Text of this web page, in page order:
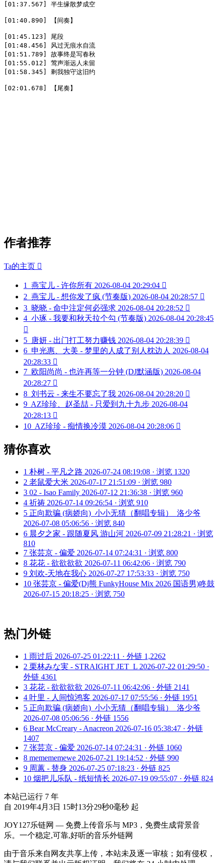
[01:37.567] 半生缘散梦成空
[01:40.890] 【间奏】
[01:45.123] 尾段
[01:48.456] 风过无痕水自流
[01:51.789] 故事终是写春秋
[01:55.012] 莺声渐远人未留
[01:58.345] 剩我独守这旧约
[02:01.678] 【尾奏】
作者推荐
Ta的主页 
1 燕宝儿 - 许你所有 2026-08-04 20:29:04 
2 燕宝儿 - 想你发了疯 (节奏版) 2026-08-04 20:28:57 
3 晓晓 - 命中注定何必强求 2026-08-04 20:28:52 
4 小琢 - 我要和秋天拉个勾 (节奏版) 2026-08-04 20:28:45

5 唐妍 - 出门打工努力赚钱 2026-08-04 20:28:39 
6 申光惠、大美 - 梦里的人成了别人枕边人 2026-08-04
20:28:33 
7 欧阳尚尚 - 也许再等一分钟 (DJ默涵版) 2026-08-04
20:28:27 
8 刘书云 - 来生不要忘了我 2026-08-04 20:28:20 
9 AZ珍珍、赵圣喆 - 只爱到九十九步 2026-08-04
20:28:13 
10 AZ珍珍 - 痴情换冷漠 2026-08-04 20:28:06 
猜你喜欢
1 朴树 - 平凡之路 2026-07-24 08:19:08 · 浏览 1320
2 老鼠爱大米 2026-07-17 21:51:09 · 浏览 980
3 02 - Isao Family 2026-07-12 21:36:38 · 浏览 960
4 祈祷 2026-07-14 09:26:54 · 浏览 910
5 正向欺骗 (病娇向)_小小无猜（翻唱专辑）_洛少爷
2026-07-08 05:06:56 · 浏览 840
6 晨夕之家 - 跟随夏风 游山河 2026-07-09 21:28:21 · 浏览
810
7 张芸京 - 偏爱 2026-07-14 07:24:31 · 浏览 800
8 花花 - 欲欲欲欲 2026-07-11 06:42:06 · 浏览 790
9 刘欢-天地在我心 2026-07-27 17:53:33 · 浏览 750
10 张芸京 - 偏爱(Dj熊 FunkyHouse Mix 2026 国语男)咚鼓
2026-07-15 20:18:25 · 浏览 750
热门外链
1 雨过后 2026-07-25 01:22:11 · 外链 1,2262
2 栗林みな実 - STRAIGHT JET_L 2026-07-22 01:29:50 ·
外链 4361
3 花花 - 欲欲欲欲 2026-07-11 06:42:06 · 外链 2141
4 叶里 - 人间惊鸿客 2026-07-17 07:55:56 · 外链 1951
5 正向欺骗 (病娇向)_小小无猜（翻唱专辑）_洛少爷
2026-07-08 05:06:56 · 外链 1556
6 Bear McCreary - Anacreon 2026-07-16 05:38:47 · 外链
1407
7 张芸京 - 偏爱 2026-07-14 07:24:31 · 外链 1060
8 memememewe 2026-07-21 19:14:52 · 外链 990
9 周蕙 - 替身 2026-07-25 07:18:23 · 外链 825
10 烟把儿乐队 - 纸短情长 2026-07-19 09:55:07 · 外链 824
本站已运行 7 年
自 2019年4月3日 15时13分29秒0毫秒 起
JOY127乐链网 — 免费上传音乐与 MP3，免费生成背景音
乐。一个稳定,可靠,好听的音乐外链网
由于音乐来自网友共享上传，本站未及逐一审核；如有侵权，